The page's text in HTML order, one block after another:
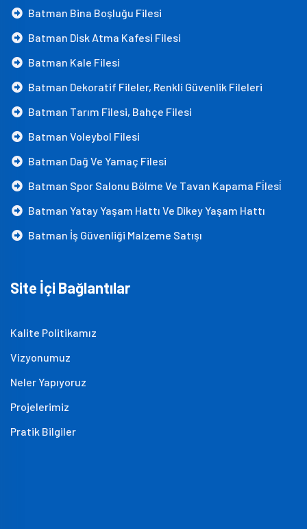
Batman Bina Boşluğu Filesi
Batman Disk Atma Kafesi Filesi
Batman Kale Filesi
Batman Dekoratif Fileler, Renkli Güvenlik Fileleri
Batman Tarım Filesi, Bahçe Filesi
Batman Voleybol Filesi
Batman Dağ Ve Yamaç Filesi
Batman Spor Salonu Bölme Ve Tavan Kapama Fi̇lesi̇
Batman Yatay Yaşam Hattı Ve Dikey Yaşam Hattı
Batman İş Güvenliği Malzeme Satışı
Site İçi Bağlantılar
Kalite Politikamız
Vizyonumuz
Neler Yapıyoruz
Projelerimiz
Pratik Bilgiler